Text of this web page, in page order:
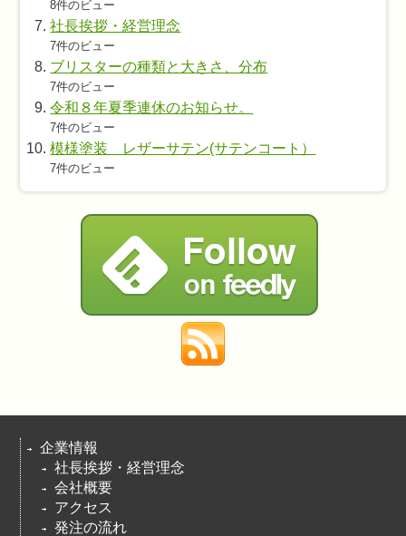
8件のビュー
社長挨拶・経営理念
7件のビュー
ブリスターの種類と大きさ、分布
7件のビュー
令和８年夏季連休のお知らせ。
7件のビュー
模様塗装 レザーサテン(サテンコート）
7件のビュー
企業情報
社長挨拶・経営理念
会社概要
アクセス
発注の流れ